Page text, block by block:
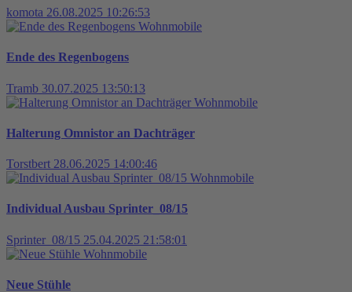
komota 26.08.2025 10:26:53
Wohnmobile
Ende des Regenbogens
Tramb 30.07.2025 13:50:13
Wohnmobile
Halterung Omnistor an Dachträger
Torstbert 28.06.2025 14:00:46
Wohnmobile
Individual Ausbau Sprinter_08/15
Sprinter_08/15 25.04.2025 21:58:01
Wohnmobile
Neue Stühle